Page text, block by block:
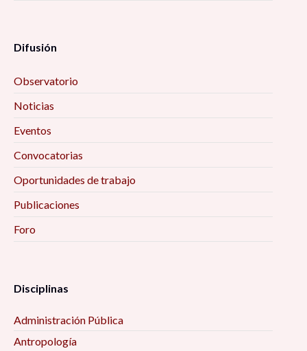
Difusión
Observatorio
Noticias
Eventos
Convocatorias
Oportunidades de trabajo
Publicaciones
Foro
Disciplinas
Administración Pública
Antropología